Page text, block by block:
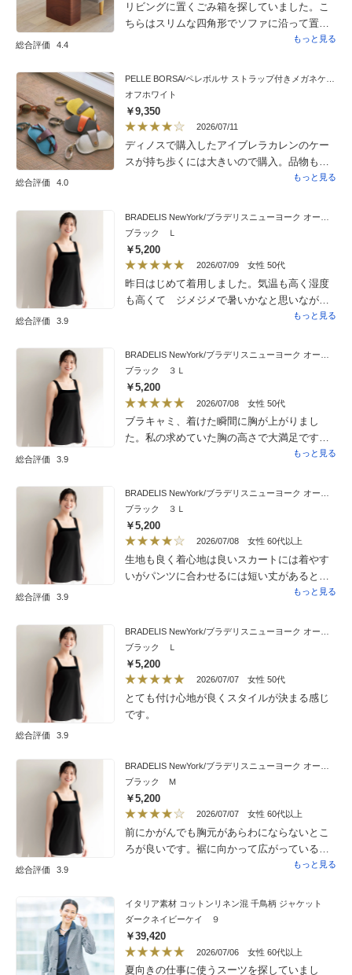
総合評価 4.4
リビングに置くごみ箱を探していました。こ
ちらはスリムな四角形でソファに沿って置
け、インテリア性にも優れており、リビング
ゴミも視界に入らず快適です。床材とちょう
ど同じ色のナチュラル系で、我が家のインテ
リアに溶け合っています。ありそうでなかな
かないごみ箱、曲木の木目模様も素敵です。
もっと見る
総合評価 4.0
オフホワイト
￥9,350
2026/07/11
ディノスで購入したアイブレラカレンのケー
スが持ち歩くには大きいので購入。品物もで
すが外装の箱が素敵です。なのでプレゼント
いのでは？と思いました。他の方のコメント
にあるようにスナップボタンを留めるときに
中のサングラス・メガネのデザインによって
は少し負荷がかかるのが気になりました。
もっと見る
総合評価 3.9
ブラック Ｌ
￥5,200
2026/07/09 女性 50代
昨日はじめて着用しました。気温も高く湿度
も高くて ジメジメで暑いかなと思いながら
着用しましたが全然暑さを感じずサラサラし
プやFカップでアンダー75くらいです。こちら
の商品はLサイズで丁度良かったです。洗い替
えでもう1枚買ってますが また購入します。
もっと見る
総合評価 3.9
ブラック ３Ｌ
￥5,200
2026/07/08 女性 50代
ブラキャミ、着けた瞬間に胸が上がりまし
た。私の求めていた胸の高さで大満足です。
肩紐が太いので安定感があるけど、全く苦し
が良いです。お腹周りはゆるいので圧迫は無
いです。夜もブラキャミを着けて寝られるの
が良いです。
もっと見る
総合評価 3.9
ブラック ３Ｌ
￥5,200
2026/07/08 女性 60代以上
生地も良く着心地は良いスカートには着やす
いがパンツに合わせるには短い丈があると良
もっと見る
総合評価 3.9
ブラック Ｌ
￥5,200
2026/07/07 女性 50代
とても付け心地が良くスタイルが決まる感じ
です。
総合評価 3.9
ブラック Ｍ
￥5,200
2026/07/07 女性 60代以上
前にかがんでも胸元があらわにならないとこ
ろが良いです。裾に向かって広がっているの
で、ボトムスがパンツの場合はインするとも
トムスのウエスト部分が地肌に触れるので、
フレアータイプのスカート着用の時にウエス
トインして使用しています。また、私はアン
ダーバストが70センチくらいですが、長時間
着用したあと、その部分に赤く跡がついてい
もっと見る
イタリア素材 コットンリネン混 千鳥柄 ジャケット
ダークネイビーケイ ９
￥39,420
2026/07/06 女性 60代以上
夏向きの仕事に使うスーツを探していまし